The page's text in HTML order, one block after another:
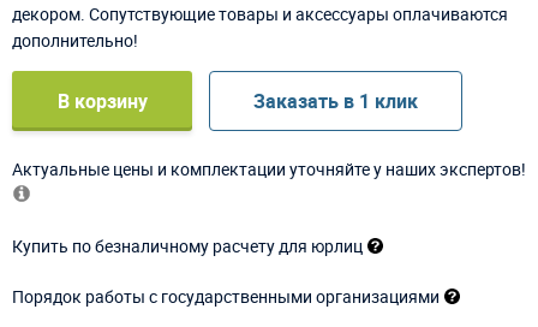
декором. Сопутствующие товары и аксессуары оплачиваются
дополнительно!
В корзину Заказать в 1 клик
Актуальные цены и комплектации уточняйте у наших экспертов!
Купить по безналичному расчету для юрлиц
Порядок работы с государственными организациями